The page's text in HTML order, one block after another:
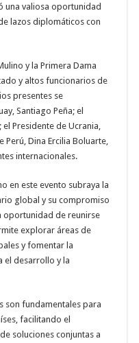
una valiosa oportunidad
lazos diplomáticos con
y la Primera Dama
y altos funcionarios de
presentes se
Santiago Peña; el
Presidente de Ucrania,
Dina Ercilia Boluarte,
internacionales.
en este evento subraya la
global y su compromiso
oportunidad de reunirse
explorar áreas de
y fomentar la
el desarrollo y la
son fundamentales para
facilitando el
soluciones conjuntas a